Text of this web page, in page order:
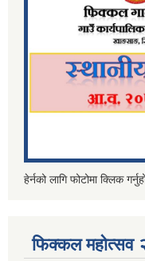
हेर्नको लागि फोटोमा क्लिक
फिक्कल महोत्सव